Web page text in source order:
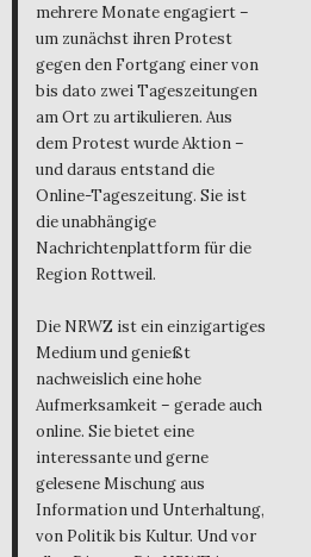
mehrere Monate engagiert –
um zunächst ihren Protest
gegen den Fortgang einer von
bis dato zwei Tageszeitungen
am Ort zu artikulieren. Aus
dem Protest wurde Aktion –
und daraus entstand die
Online-Tageszeitung. Sie ist
die unabhängige
Nachrichtenplattform für die
Region Rottweil.
Die NRWZ ist ein einzigartiges
Medium und genießt
nachweislich eine hohe
Aufmerksamkeit – gerade auch
online. Sie bietet eine
interessante und gerne
gelesene Mischung aus
Information und Unterhaltung,
von Politik bis Kultur. Und vor